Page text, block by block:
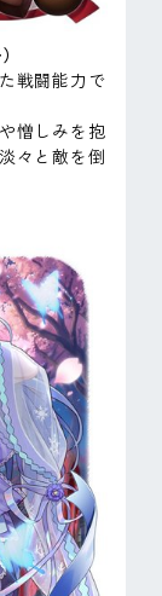
戦闘能力で
憎しみを抱
々と敵を倒